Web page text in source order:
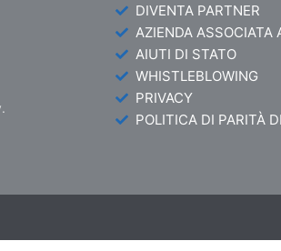
DIVENTA PARTNER
AZIENDA ASSOCIATA
AIUTI DI STATO
WHISTLEBLOWING
PRIVACY
POLITICA DI PARITÀ